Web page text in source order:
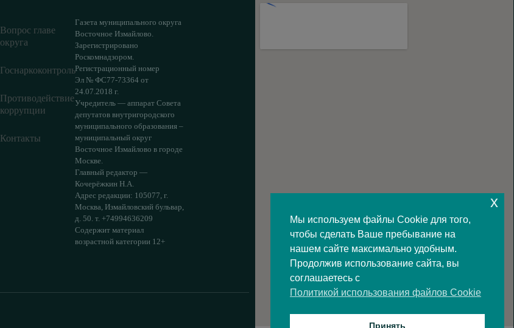
Вопрос главе
округа
Госнаркоконтроль
Противодействие
коррупции
Контакты
Газета муниципального округа
Восточное Измайлово.
Зарегистрировано
Роскомнадзором.
Регистрационный номер
Эл № ФС77-73364 от
24.07.2018 г.
Учредитель — аппарат Совета
депутатов внутригородского
муниципального образования –
муниципальный округ
Восточное Измайлово в городе
Москве.
Главный редактор —
Кочерёжкин Н.А.
Адрес редакции: 105077, г.
Москва, Измайловский бульвар,
д. 50. т. +74994636209
Содержит материал
возрастной категории 12+
Мы используем файлы Cookie для того,
чтобы сделать Ваше пребывание на
нашем сайте максимально удобным.
Продолжив использование сайта, вы
соглашаетесь с
Политикой использования файлов Cookie
Принять
x